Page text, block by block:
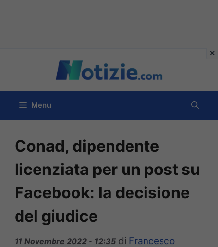
contenuto
Menu
Conad, dipendente
licenziata per un post su
Facebook: la decisione
del giudice
11 Novembre 2022 - 12:35 di Francesco